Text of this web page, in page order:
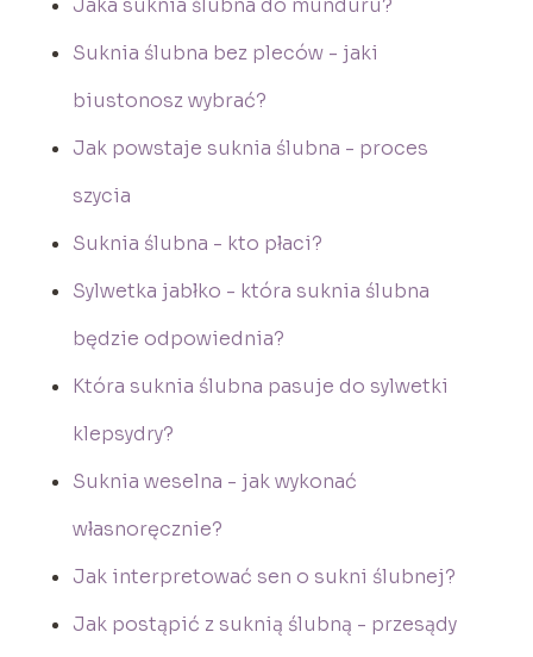
Jaka suknia ślubna do munduru?
Suknia ślubna bez pleców - jaki
biustonosz wybrać?
Jak powstaje suknia ślubna - proces
szycia
Suknia ślubna - kto płaci?
Sylwetka jabłko - która suknia ślubna
będzie odpowiednia?
Która suknia ślubna pasuje do sylwetki
klepsydry?
Suknia weselna - jak wykonać
własnoręcznie?
Jak interpretować sen o sukni ślubnej?
Jak postąpić z suknią ślubną - przesądy